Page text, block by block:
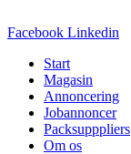
Facebook Linkedin
Start
Magasin
Annoncering
Jobannoncer
Packsupppliers
Om os